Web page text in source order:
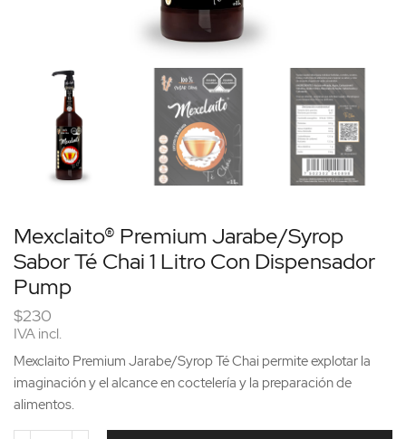
Mexclaito® Premium Jarabe/Syrop
Sabor Té Chai 1 Litro Con Dispensador
Pump
$230
IVA incl.
Mexclaito Premium Jarabe/Syrop Té Chai permite explotar la
imaginación y el alcance en coctelería y la preparación de
alimentos.